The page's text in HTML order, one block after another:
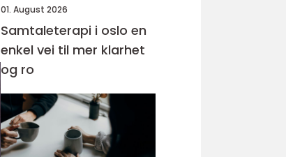
01. August 2026
Samtaleterapi i oslo en
enkel vei til mer klarhet
og ro